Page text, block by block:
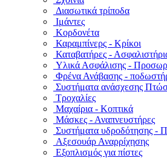
Διασωτικά τρίποδα
Ιμάντες
Κορδονέτα
Καραμπίνερς - Κρίκοι
Καταβατήρες -
Υλικά Ασφάλισης -
Φρένα Ανάβασης -
Συστήματα ανάσχεσης
Τροχαλίες
Μαχαίρια - Κοπτικά
Μάσκες - Αναπνευστήρες
Συστήματα υδροδότησης -
Αξεσουάρ Αναρρίχησης
Εξοπλισμός για πίστες